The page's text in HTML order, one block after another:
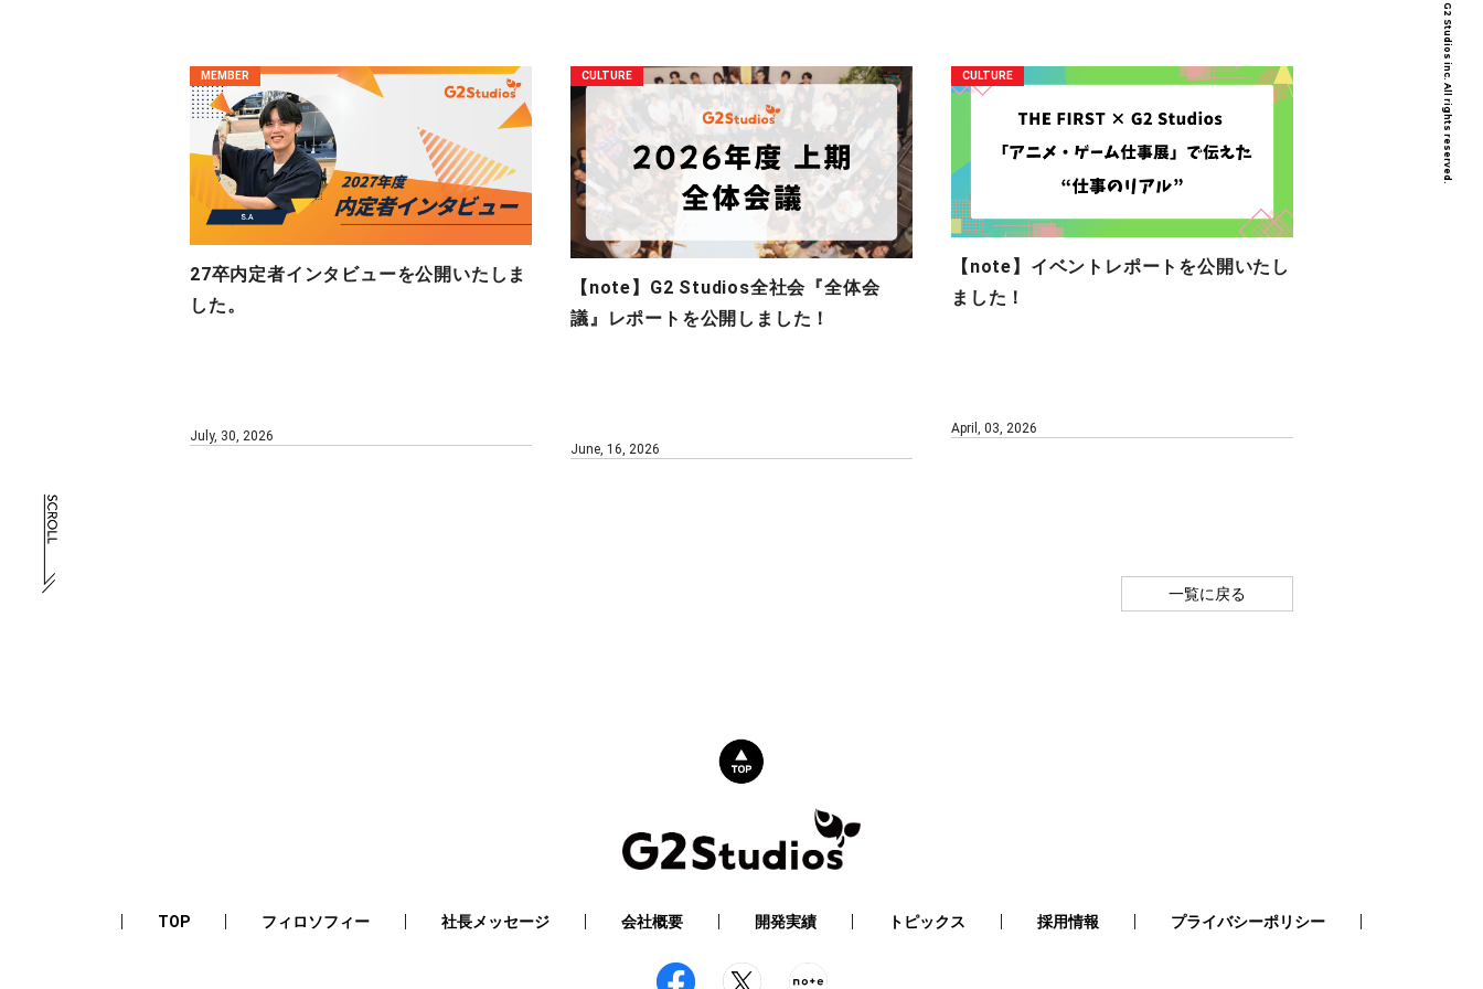
Copyright © G2 Studios inc. All rights reserved.
MEMBER
27卒内定者インタビューを公開いたしま
した。
July, 30, 2026
CULTURE
【note】G2 Studios全社会『全体会
議』レポートを公開しました！
June, 16, 2026
CULTURE
【note】イベントレポートを公開いたし
ました！
April, 03, 2026
一覧に戻る
TOP フィロソフィー 社長メッセージ 会社概要 開発実績 トピックス 採用情報 プライバシーポリシー